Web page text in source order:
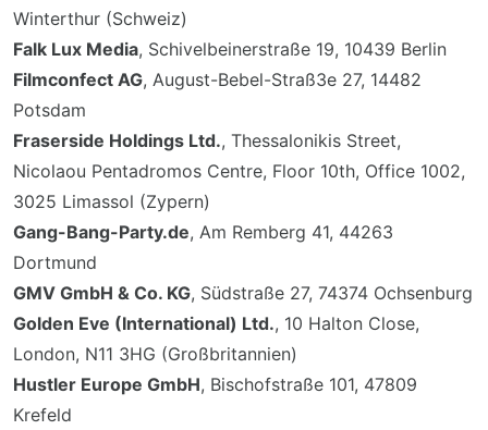
Winterthur (Schweiz)
Falk Lux Media, Schivelbeinerstraße 19, 10439 Berlin
Filmconfect AG, August-Bebel-Straß3e 27, 14482
Potsdam
Fraserside Holdings Ltd., Thessalonikis Street,
Nicolaou Pentadromos Centre, Floor 10th, Office 1002,
3025 Limassol (Zypern)
Gang-Bang-Party.de, Am Remberg 41, 44263
Dortmund
GMV GmbH & Co. KG, Südstraße 27, 74374 Ochsenburg
Golden Eve (International) Ltd., 10 Halton Close,
London, N11 3HG (Großbritannien)
Hustler Europe GmbH, Bischofstraße 101, 47809
Krefeld